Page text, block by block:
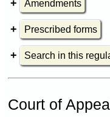
Amendments
Prescribed forms
Search in this
Court of